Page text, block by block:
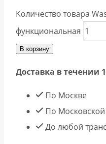
Количество товара
функциональная
В корзину
Доставка в течении
По Москве
По Московской
До любой